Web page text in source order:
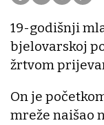
19-godišnji
bjelovarskoj
žrtvom
On je
mreže naišao